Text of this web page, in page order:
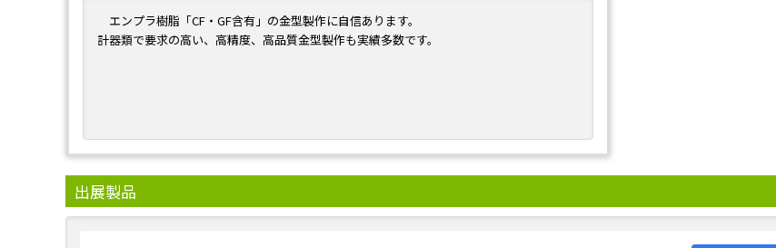
エンプラ樹脂「CF・GF含有」の金型製作に自信あります。
計器類で要求の高い、高精度、高品質金型製作も実績多数です。
出展製品